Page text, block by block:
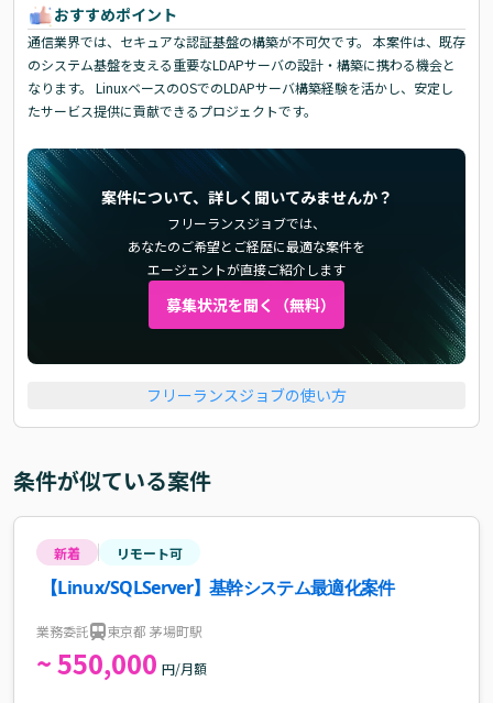
おすすめポイント
通信業界では、セキュアな認証基盤の構築が不可欠です。 本案件は、既存
のシステム基盤を支える重要なLDAPサーバの設計・構築に携わる機会と
なります。 LinuxベースのOSでのLDAPサーバ構築経験を活かし、安定し
たサービス提供に貢献できるプロジェクトです。
案件について、詳しく聞いてみませんか？
フリーランスジョブでは、
あなたのご希望とご経歴に最適な案件を
エージェントが直接ご紹介します
募集状況を聞く（無料）
フリーランスジョブの使い方
条件が似ている案件
新着 リモート可
【Linux/SQLServer】基幹システム最適化案件
業務委託 東京都 茅場町駅
~ 550,000 円/月額